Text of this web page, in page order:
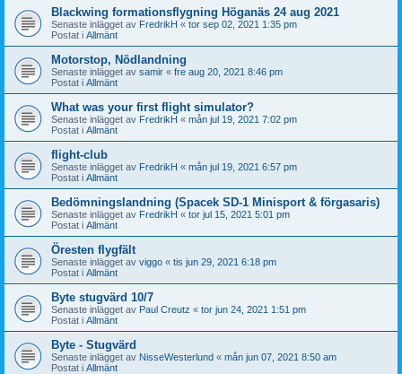
Blackwing formationsflygning Höganäs 24 aug 2021
Senaste inlägget av FredrikH « tor sep 02, 2021 1:35 pm
Postat i Allmänt
Motorstop, Nödlandning
Senaste inlägget av samir « fre aug 20, 2021 8:46 pm
Postat i Allmänt
What was your first flight simulator?
Senaste inlägget av FredrikH « mån jul 19, 2021 7:02 pm
Postat i Allmänt
flight-club
Senaste inlägget av FredrikH « mån jul 19, 2021 6:57 pm
Postat i Allmänt
Bedömningslandning (Spacek SD-1 Minisport & förgasaris)
Senaste inlägget av FredrikH « tor jul 15, 2021 5:01 pm
Postat i Allmänt
Öresten flygfält
Senaste inlägget av viggo « tis jun 29, 2021 6:18 pm
Postat i Allmänt
Byte stugvärd 10/7
Senaste inlägget av Paul Creutz « tor jun 24, 2021 1:51 pm
Postat i Allmänt
Byte - Stugvärd
Senaste inlägget av NisseWesterlund « mån jun 07, 2021 8:50 am
Postat i Allmänt